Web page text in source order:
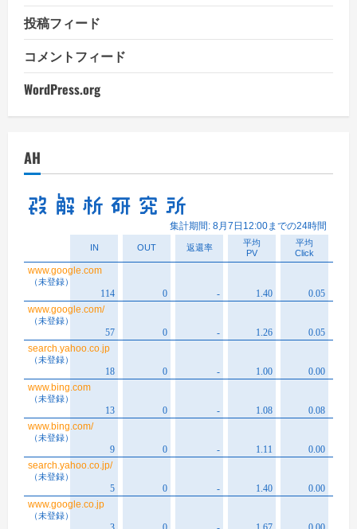
投稿フィード
コメントフィード
WordPress.org
AH